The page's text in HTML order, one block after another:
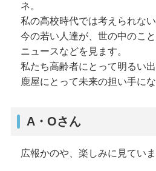
ネ。
私の高校時代では考えられない
今の若い人達が、世の中のこ
ニュースなどを見ます。
私たち高齢者にとって明るい出
鹿屋にとって未来の担い手にな
A・Oさん
広報かのや、楽しみに見ていま